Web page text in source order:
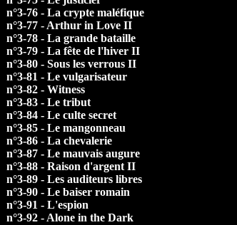
n°3-76 - La crypte maléfique
n°3-77 - Arthur in Love II
n°3-78 - La grande bataille
n°3-79 - La fête de l'hiver II
n°3-80 - Sous les verrous II
n°3-81 - Le vulgarisateur
n°3-82 - Witness
n°3-83 - Le tribut
n°3-84 - Le culte secret
n°3-85 - Le mangonneau
n°3-86 - La chevalerie
n°3-87 - Le mauvais augure
n°3-88 - Raison d'argent II
n°3-89 - Les auditeurs libres
n°3-90 - Le baiser romain
n°3-91 - L'espion
n°3-92 - Alone in the Dark